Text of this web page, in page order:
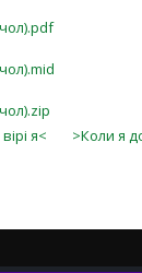
я<
>Коли я